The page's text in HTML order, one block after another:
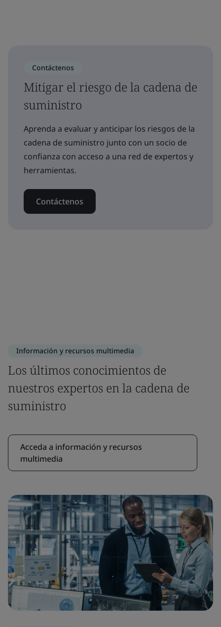
Contáctenos
Mitigar el riesgo de la cadena de
suministro
Aprenda a evaluar y anticipar los riesgos de la
cadena de suministro junto con un socio de
confianza con acceso a una red de expertos y
herramientas.
Contáctenos
Información y recursos multimedia
Los últimos conocimientos de
nuestros expertos en la cadena de
suministro
Acceda a información y recursos
multimedia